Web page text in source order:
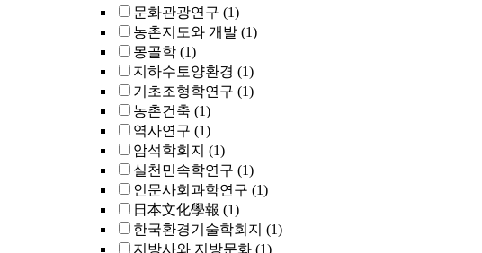
문화관광연구 (1)
농촌지도와 개발 (1)
몽골학 (1)
지하수토양환경 (1)
기초조형학연구 (1)
농촌건축 (1)
역사연구 (1)
암석학회지 (1)
실천민속학연구 (1)
인문사회과학연구 (1)
日本文化學報 (1)
한국환경기술학회지 (1)
지방사와 지방문화 (1)